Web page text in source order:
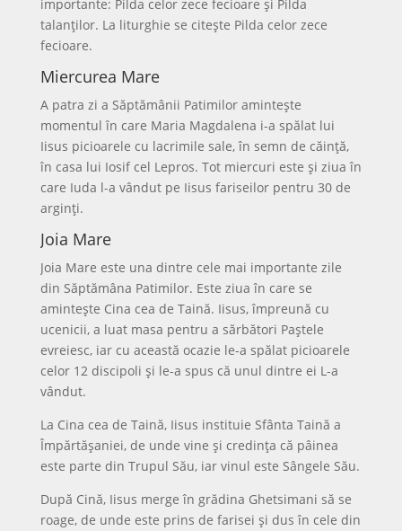
importante: Pilda celor zece fecioare și Pilda
talanților. La liturghie se citește Pilda celor zece
fecioare.
Miercurea Mare
A patra zi a Săptămânii Patimilor amintește
momentul în care Maria Magdalena i-a spălat lui
Iisus picioarele cu lacrimile sale, în semn de căință,
în casa lui Iosif cel Lepros. Tot miercuri este și ziua în
care Iuda l-a vândut pe Iisus fariseilor pentru 30 de
arginți.
Joia Mare
Joia Mare este una dintre cele mai importante zile
din Săptămâna Patimilor. Este ziua în care se
amintește Cina cea de Taină. Iisus, împreună cu
ucenicii, a luat masa pentru a sărbători Paștele
evreiesc, iar cu această ocazie le-a spălat picioarele
celor 12 discipoli și le-a spus că unul dintre ei L-a
vândut.
La Cina cea de Taină, Iisus instituie Sfânta Taină a
Împărtășaniei, de unde vine și credința că pâinea
este parte din Trupul Său, iar vinul este Sângele Său.
După Cină, Iisus merge în grădina Ghetsimani să se
roage, de unde este prins de farisei și dus în cele din